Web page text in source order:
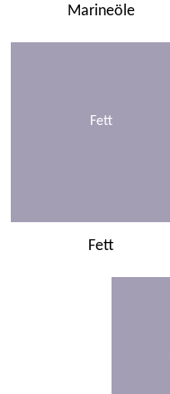
Marineöle
Fett
Fett